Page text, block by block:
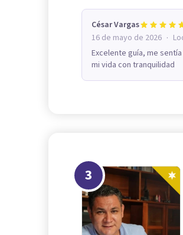
César Vargas
16 de mayo de 2026 ·
Excelente guía, me
mi vida con tranquilidad
3